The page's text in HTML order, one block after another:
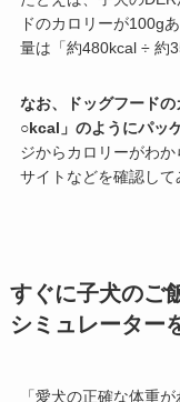
ドのカロリーが100g
量は「約480kcal ÷ 約
なお、ドッグフード
○kcal」のようにパッ
ジからカロリーがわ
サイトなどを確認して
すぐに子犬のご
シミュレーター
「愛犬の正確な体重